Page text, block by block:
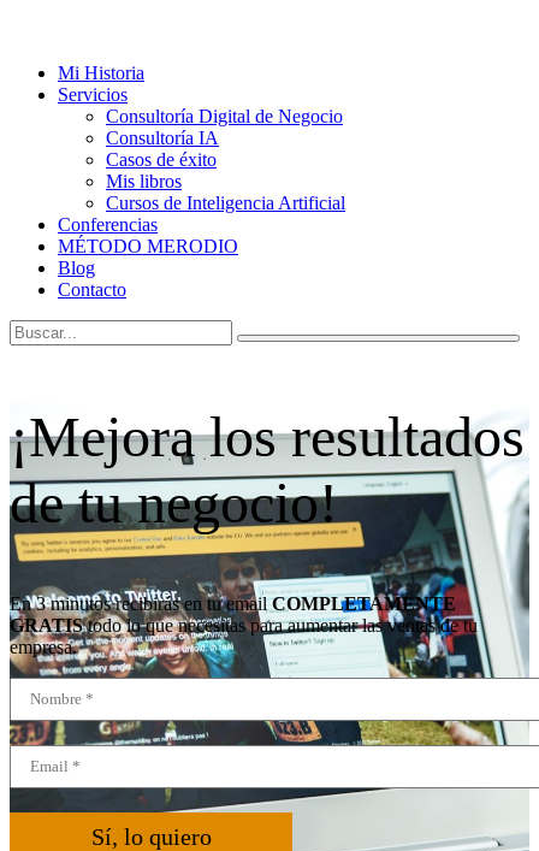
Mi Historia
Servicios
Consultoría Digital de Negocio
Consultoría IA
Casos de éxito
Mis libros
Cursos de Inteligencia Artificial
Conferencias
MÉTODO MERODIO
Blog
Contacto
¡Mejora los resultados
de tu negocio!
En 3 minutos recibirás en tu emailCOMPLETAMENTE
GRATIStodo lo que necesitas para aumentar las ventas de tu
empresa.
Sí, lo quiero